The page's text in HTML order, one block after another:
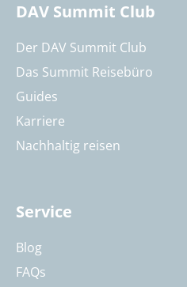
DAV Summit Club
Der DAV Summit Club
Das Summit Reisebüro
Guides
Karriere
Nachhaltig reisen
Service
Blog
FAQs